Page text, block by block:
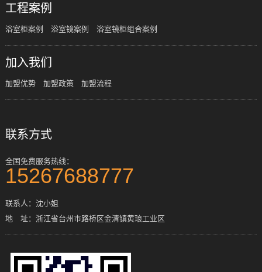
工程案例
浴室柜案例 浴室镜案例 浴室镜柜组合案例
加入我们
加盟优势 加盟政策 加盟流程
联系方式
全国免费服务热线：
15267688777
联系人：沈小姐
地 址：浙江省台州市路桥区金清镇黄琅工业区